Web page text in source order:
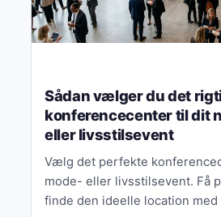
Sådan vælger du det
konferencecenter til dit
eller livsstilsevent
Vælg det perfekte
mode- eller livsstilsevent. Få
finde den ideelle location